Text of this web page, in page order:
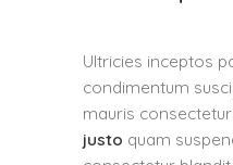
Ultricies inceptos
condimentum
mauris
justo quam